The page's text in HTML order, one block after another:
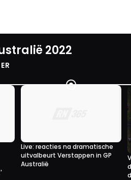
2022
Live: reacties na dramatische
uitvalbeurt Verstappen in GP
Australië